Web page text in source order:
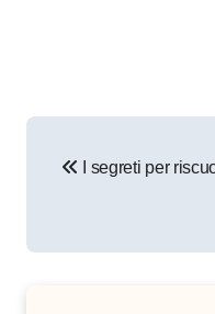
articoli
I segreti per